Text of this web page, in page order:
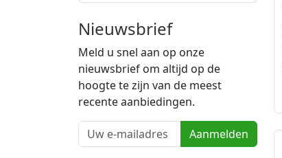
Nieuwsbrief
Meld u snel aan op onze
nieuwsbrief om altijd op de
hoogte te zijn van de meest
recente aanbiedingen.
Aanmelden